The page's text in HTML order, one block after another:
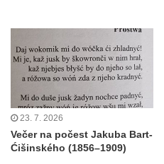
23. 7. 2026
Večer na počest Jakuba Bart-
Ćišinského (1856–1909)